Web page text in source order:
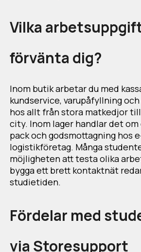
Vilka
förvänta dig?
Inom butik arbetar du med
kundservice, varupåfyllning
hos allt från stora matkedjor
city. Inom lager handlar det
pack och godsmottagning hos
logistikföretag. Många
möjligheten att testa olika
bygga ett brett kontaktnät
studietiden.
Fördelar med
via Storesupport